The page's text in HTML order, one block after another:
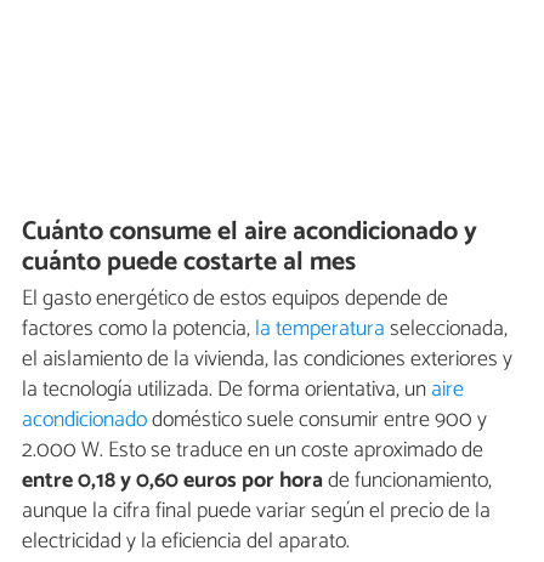
Cuánto consume el aire acondicionado y
cuánto puede costarte al mes
El gasto energético de estos equipos depende de
factores como la potencia,la temperaturaseleccionada,
el aislamiento de la vivienda, las condiciones exteriores y
la tecnología utilizada. De forma orientativa, unaire
acondicionadodoméstico suele consumir entre 900 y
2.000 W. Esto se traduce en un coste aproximado de
entre 0,18 y 0,60 euros por horade funcionamiento,
aunque la cifra final puede variar según el precio de la
electricidad y la eficiencia del aparato.